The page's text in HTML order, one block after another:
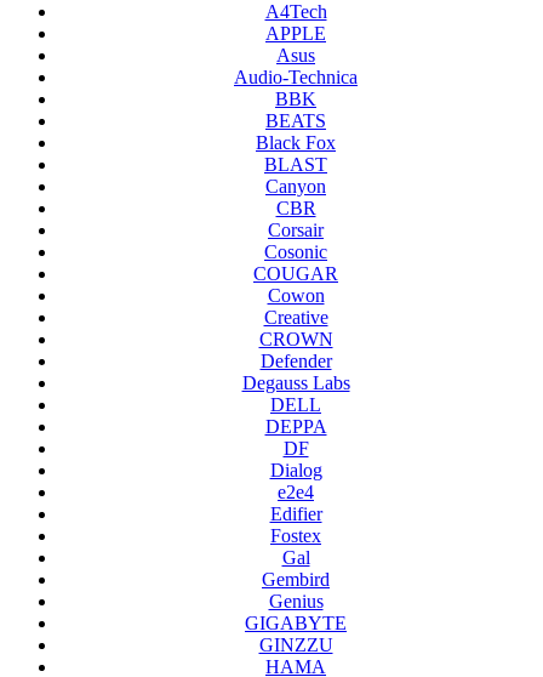
A4Tech
APPLE
Asus
Audio-Technica
BBK
BEATS
Black Fox
BLAST
Canyon
CBR
Corsair
Cosonic
COUGAR
Cowon
Creative
CROWN
Defender
Degauss Labs
DELL
DEPPA
DF
Dialog
e2e4
Edifier
Fostex
Gal
Gembird
Genius
GIGABYTE
GINZZU
HAMA